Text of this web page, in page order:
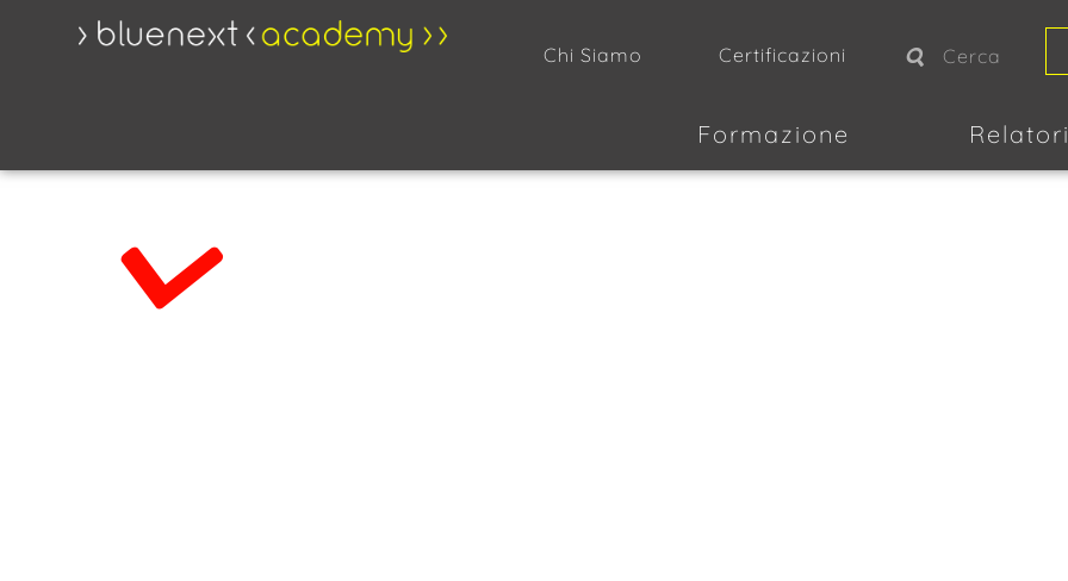
Chi Siamo Certificazioni
Formazione Relatori